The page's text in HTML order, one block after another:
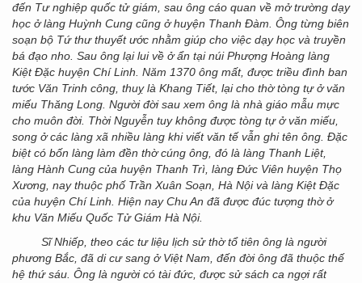
đến Tư nghiệp quốc tử giám, sau ông cáo quan về mở trường dạy
học ở làng Huỳnh Cung cũng ở huyện Thanh Đàm. Ông từng biên
soạn bộ Tứ thư thuyết ước nhằm giúp cho việc dạy học và truyền
bá đạo nho. Sau ông lại lui về ở ẩn tại núi Phượng Hoàng làng
Kiệt Đặc huyện Chí Linh. Năm 1370 ông mất, được triều đình ban
tước Văn Trinh công, thuỵ là Khang Tiết, lại cho thờ tòng tự ở văn
miếu Thăng Long. Người đời sau xem ông là nhà giáo mẫu mực
cho muôn đời. Thời Nguyễn tuy không được tòng tự ở văn miếu,
song ở các làng xã nhiều làng khi viết văn tế vẫn ghi tên ông. Đặc
biệt có bốn làng làm đền thờ cúng ông, đó là làng Thanh Liệt,
làng Hành Cung của huyện Thanh Trì, làng Đức Viên huyện Thọ
Xương, nay thuộc phố Trần Xuân Soạn, Hà Nội và làng Kiệt Đặc
của huyện Chí Linh. Hiện nay Chu An đã được đúc tượng thờ ở
khu Văn Miếu Quốc Tử Giám Hà Nội.
Sĩ Nhiếp, theo các tư liệu lịch sử thờ tổ tiên ông là người
phương Bắc, đã di cư sang ở Việt Nam, đến đời ông đã thuộc thế
hệ thứ sáu. Ông là người có tài đức, được sử sách ca ngợi rất